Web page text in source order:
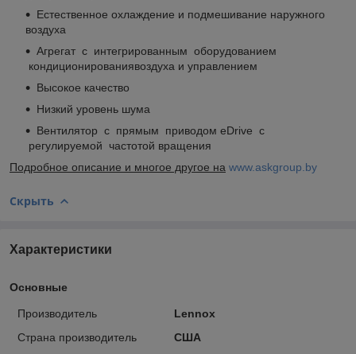
Естественное охлаждение и подмешивание наружного
воздуха
Агрегат с интегрированным оборудованием
кондиционированиявоздуха и управлением
Высокое качество
Низкий уровень шума
Вентилятор с прямым приводом eDrive с
регулируемой частотой вращения
Подробное описание и многое другое на www.askgroup.by
Скрыть
Характеристики
Основные
Производитель
Lennox
Страна производитель
США